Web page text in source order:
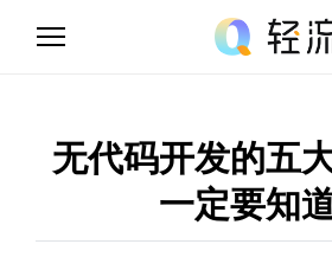
流
_
A
无代码开发的五
一定要知